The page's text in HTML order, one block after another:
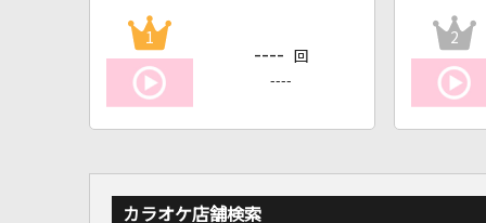
1
---- 回
----
2
カラオケ店舗検索